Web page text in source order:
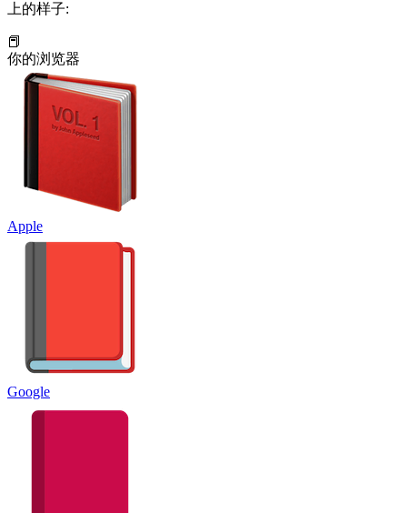
上的样子:
📕
你的浏览器
Apple
Google